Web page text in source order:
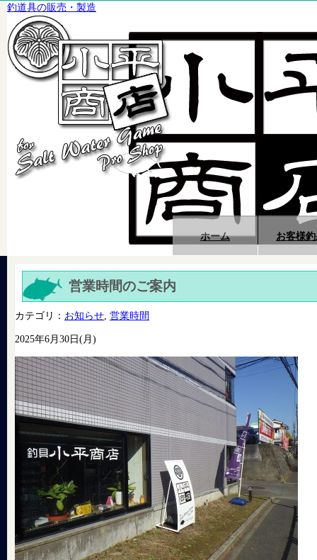
釣道具の販売・製造
ホーム お客様
営業時間のご案内
カテゴリ： お知らせ 営業時間
2025年6月30日(月)